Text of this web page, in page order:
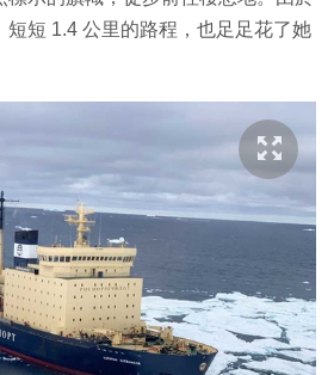
短短 1.4 公里的路程，也足足花了她